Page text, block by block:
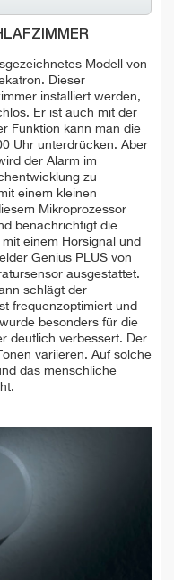
Modell von
Dieser
installiert werden,
Er ist auch mit der
Funktion kann man die
Uhr unterdrücken. Aber
der Alarm im
zu
einem kleinen
Mikroprozessor
benachrichtigt die
einem Hörsignal und
Genius PLUS von
ausgestattet.
schlägt der
frequenzoptimiert und
besonders für die
deutlich verbessert. Der
variieren. Auf solche
das menschliche